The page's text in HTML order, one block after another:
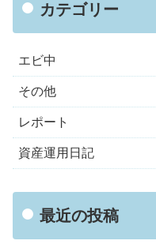
カテゴリー
エビ中
その他
レポート
資産運用日記
最近の投稿